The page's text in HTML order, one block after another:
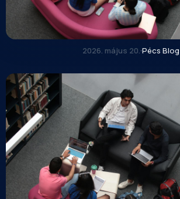
2026. május 20.·Pécs Blog